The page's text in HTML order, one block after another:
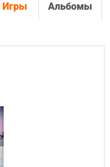
Игры Альбомы